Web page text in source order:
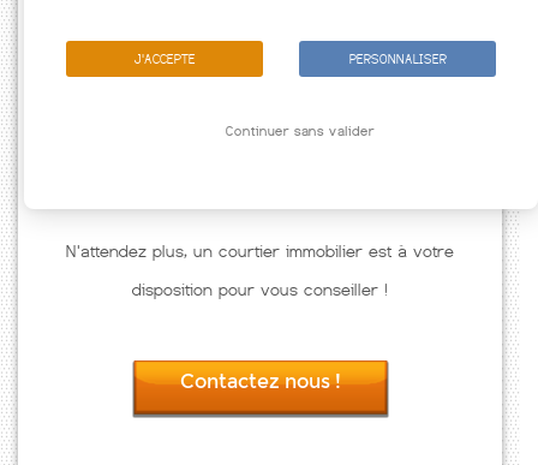
N'attendez plus, un courtier immobilier est à votre
disposition pour vous conseiller !
Contactez nous !
J'ACCEPTE PERSONNALISER
Continuer sans valider